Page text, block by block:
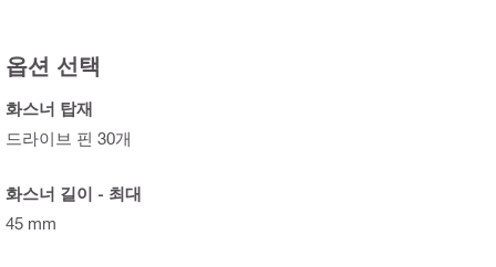
옵션 선택
화스너 탑재
드라이브 핀 30개
화스너 길이 - 최대
45 mm